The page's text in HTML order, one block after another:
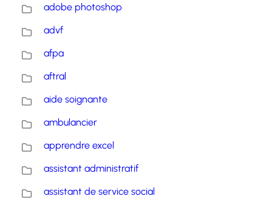
adobe photoshop
advf
afpa
aftral
aide soignante
ambulancier
apprendre excel
assistant administratif
assistant de service social